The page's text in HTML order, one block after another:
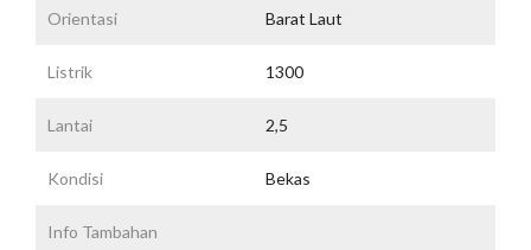
Orientasi Barat Laut
Listrik 1300
Lantai 2,5
Kondisi Bekas
Info Tambahan